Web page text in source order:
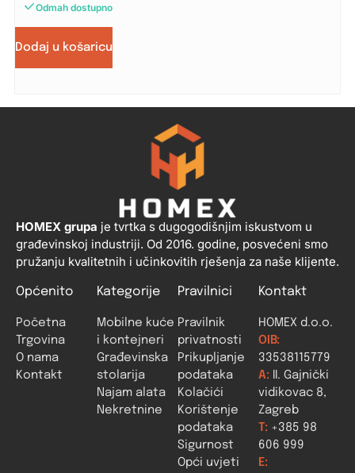
Odmah dostupno
Dodaj u košaricu
HOMEX grupa je tvrtka s dugogodišnjim iskustvom u
građevinskoj industriji. Od 2016. godine, posvećeni smo
pružanju kvalitetnih i učinkovitih rješenja za naše klijente.
Općenito
Početna
Trgovina
O nama
Kontakt
Kategorije
Mobilne kuće
i kontejneri
Građevinska
stolarija
Najam alata
Nekretnine
Pravilnici
Pravilnik
privatnosti
Prikupljanje
podataka
Kolačići
Korištenje
podataka
Sigurnost
Opći uvjeti
Kontakt
HOMEX d.o.o.
OIB:
33538115779
A: II. Gajnički
vidikovac 8,
Zagreb
T: +385 98
606 999
E: